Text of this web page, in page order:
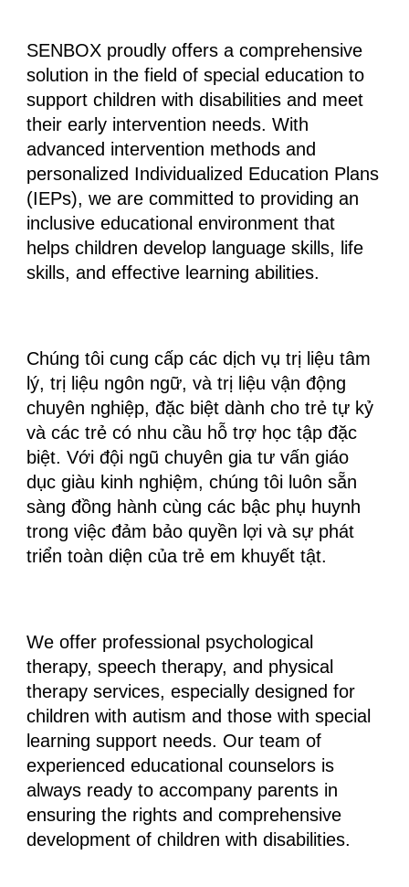
SENBOX proudly offers a comprehensive
solution in the field of special education to
support children with disabilities and meet
their early intervention needs. With
advanced intervention methods and
personalized Individualized Education Plans
(IEPs), we are committed to providing an
inclusive educational environment that
helps children develop language skills, life
skills, and effective learning abilities.
Chúng tôi cung cấp các dịch vụ trị liệu tâm
lý, trị liệu ngôn ngữ, và trị liệu vận động
chuyên nghiệp, đặc biệt dành cho trẻ tự kỷ
và các trẻ có nhu cầu hỗ trợ học tập đặc
biệt. Với đội ngũ chuyên gia tư vấn giáo
dục giàu kinh nghiệm, chúng tôi luôn sẵn
sàng đồng hành cùng các bậc phụ huynh
trong việc đảm bảo quyền lợi và sự phát
triển toàn diện của trẻ em khuyết tật.
We offer professional psychological
therapy, speech therapy, and physical
therapy services, especially designed for
children with autism and those with special
learning support needs. Our team of
experienced educational counselors is
always ready to accompany parents in
ensuring the rights and comprehensive
development of children with disabilities.